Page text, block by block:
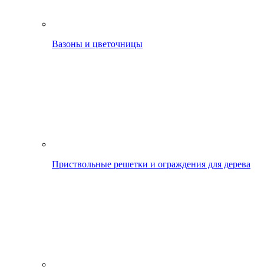
Вазоны и цветочницы
Приствольные решетки и ограждения для дерева